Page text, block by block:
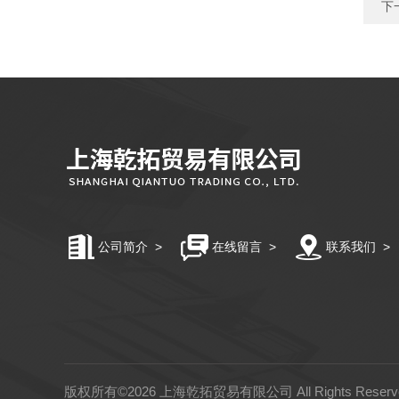
下
公司简介 > 在线留言 > 联系我们 >
版权所有©2026 上海乾拓贸易有限公司 All Rights